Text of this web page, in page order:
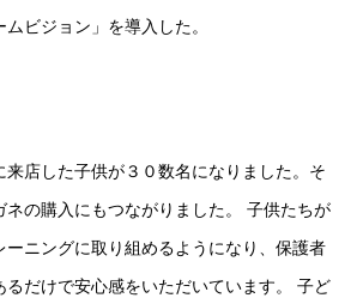
ビジョン」を導入した。
来店した子供が３０数名になりました。そ
ネの購入にもつながりました。 子供たちが
ーニングに取り組めるようになり、保護者
るだけで安心感をいただいています。 子ど